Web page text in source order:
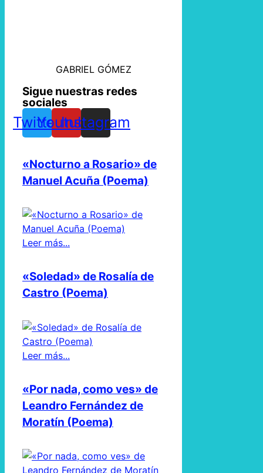
GABRIEL GÓMEZ
Sigue nuestras redes
sociales
TwitterYoutube
Instagram
«Nocturno a Rosario» de
Manuel Acuña (Poema)
Leer más...
«Soledad» de Rosalía de
Castro (Poema)
Leer más...
«Por nada, como ves» de
Leandro Fernández de
Moratín (Poema)